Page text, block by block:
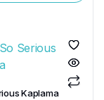
Kaplama